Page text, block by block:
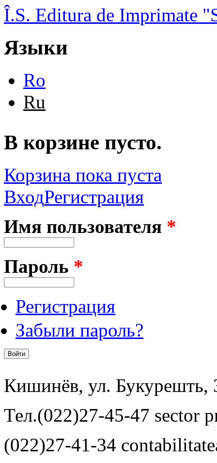
Перейти к основному содержанию
Î.S. Editura de Imprimate
Языки
Ro
Ru
В корзине пусто.
Корзина пока пуста
ВходРегистрация
Имя пользователя *
Пароль *
Регистрация
Забыли пароль?
Кишинёв, ул. Букурешть,
Тел.(022)27-45-47 sector
(022)27-41-34